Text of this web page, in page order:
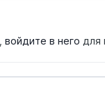
войдите в него для